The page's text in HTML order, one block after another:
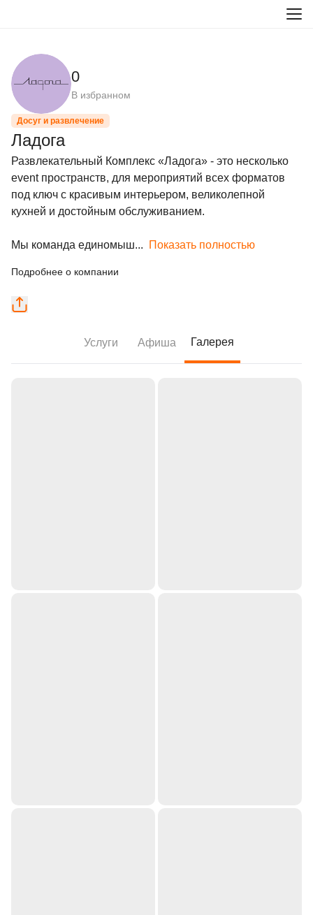
0
В избранном
Досуг и развлечение
Ладога
Развлекательный Комплекс «Ладога» - это несколько
event пространств, для мероприятий всех форматов
под ключ с красивым интерьером, великолепной
кухней и достойным обслуживанием.
Мы команда единомыш... Показать полностью
Подробнее о компании
Услуги Афиша Галерея